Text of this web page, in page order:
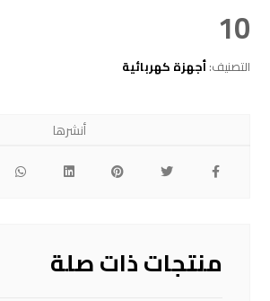
10
التصنيف:أجهزة كهربائية
منتجات ذات صلة